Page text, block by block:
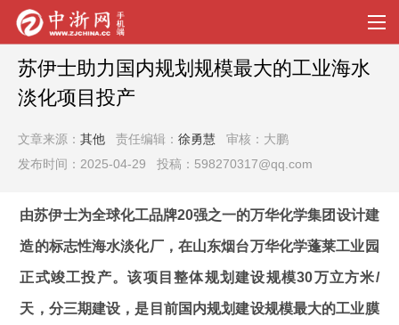
苏伊士助力国内规划规模最大的工业海水
淡化项目投产
文章来源： 其他 责任编辑： 徐勇慧 审核：大鹏
发布时间：2025-04-29 投稿：598270317@qq.com
由苏伊士为全球化工品牌20强之一的万华化学集团设计建
造的标志性海水淡化厂，在山东烟台万华化学蓬莱工业园
正式竣工投产。该项目整体规划建设规模30万立方米/
天，分三期建设，是目前国内规划建设规模最大的工业膜